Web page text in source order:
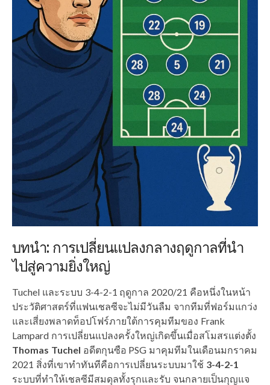
บทนำ: การเปลี่ยนแปลงกลางฤดูกาลที่นำ
ไปสู่ความยิ่งใหญ่
Tuchel และระบบ 3-4-2-1 ฤดูกาล 2020/21 คือหนึ่งในหน้า
ประวัติศาสตร์ที่แฟนเชลซีจะไม่มีวันลืม จากทีมที่ฟอร์มแกว่ง
และเสี่ยงพลาดท็อปโฟร์ภายใต้การคุมทีมของ Frank
Lampard การเปลี่ยนแปลงครั้งใหญ่เกิดขึ้นเมื่อสโมสรแต่งตั้ง
Thomas Tuchel อดีตกุนซือ PSG มาคุมทีมในเดือนมกราคม
2021 สิ่งที่เขาทำทันทีคือการเปลี่ยนระบบมาใช้ 3-4-2-1
ระบบที่ทำให้เชลซีมีสมดุลทั้งรุกและรับ จนกลายเป็นกุญแจ